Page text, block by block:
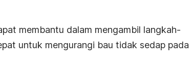
membantu dalam mengambil langkah-
untuk mengurangi bau tidak sedap pada